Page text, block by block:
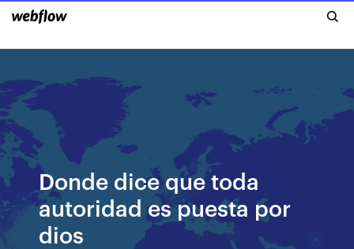
Donde dice que toda
autoridad es puesta por
dios